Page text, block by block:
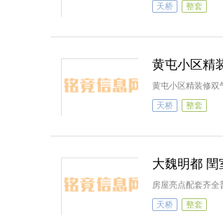
天桥
整套
黄屯小区精
黄屯小区精装修双
天桥
整套
大魏明都 閏
房屋亮点配套齐
天桥
整套